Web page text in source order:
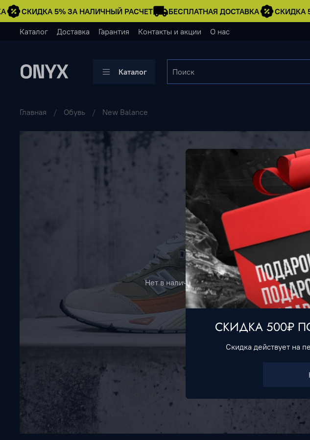
СКИДКА 5% ЗА НАЛИЧНЫЙ РАСЧЕТ БЕСПЛАТНАЯ ДОСТАВКА СКИДКА
Каталог Доставка Гарантия Контакты и акции О нас
Каталог
Главная Обувь New Balance
Нет в наличии
СКИДКА 500₽
Скидка действует на